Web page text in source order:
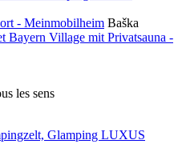
- Meinmobilheim Baška
les sens